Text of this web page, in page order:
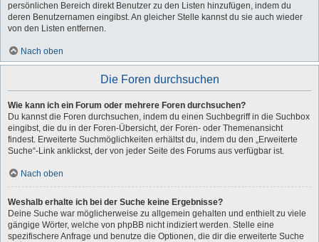
persönlichen Bereich direkt Benutzer zu den Listen hinzufügen, indem du
deren Benutzernamen eingibst. An gleicher Stelle kannst du sie auch wieder
von den Listen entfernen.
Nach oben
Die Foren durchsuchen
Wie kann ich ein Forum oder mehrere Foren durchsuchen?
Du kannst die Foren durchsuchen, indem du einen Suchbegriff in die Suchbox
eingibst, die du in der Foren-Übersicht, der Foren- oder Themenansicht
findest. Erweiterte Suchmöglichkeiten erhältst du, indem du den „Erweiterte
Suche“-Link anklickst, der von jeder Seite des Forums aus verfügbar ist.
Nach oben
Weshalb erhalte ich bei der Suche keine Ergebnisse?
Deine Suche war möglicherweise zu allgemein gehalten und enthielt zu viele
gängige Wörter, welche von phpBB nicht indiziert werden. Stelle eine
spezifischere Anfrage und benutze die Optionen, die dir die erweiterte Suche